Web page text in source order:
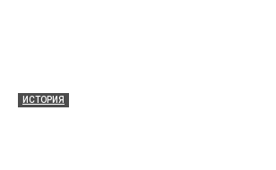
ИСТОРИЯ